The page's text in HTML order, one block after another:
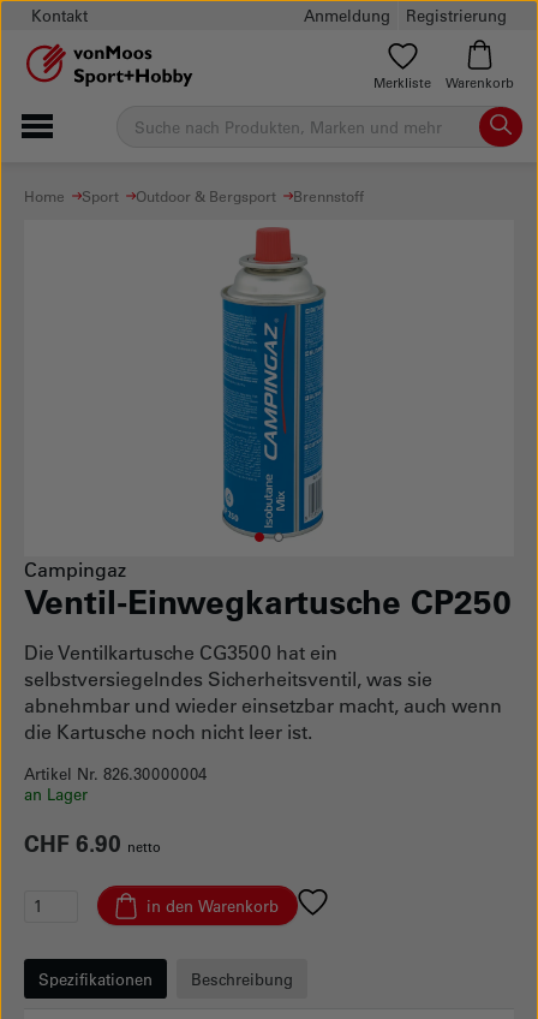
Kontakt Anmeldung Registrierung
Merkliste Warenkorb
Home Sport Outdoor & Bergsport Brennstoff
1Current Item
2
Campingaz
Ventil-Einwegkartusche CP250
Die Ventilkartusche CG3500 hat ein
selbstversiegelndes Sicherheitsventil, was sie
abnehmbar und wieder einsetzbar macht, auch wenn
die Kartusche noch nicht leer ist.
Artikel Nr. 826.30000004
an Lager
CHF 6.90 netto
in den Warenkorb
Spezifikationen Beschreibung